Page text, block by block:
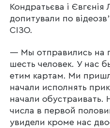
Кондратьєва і Євгєнія
допитували по
СІЗО.
— Мы отправились на
шесть человек. У нас
етим картам. Ми
начали исполнять
начали
числа в первой
увидели кроме нас